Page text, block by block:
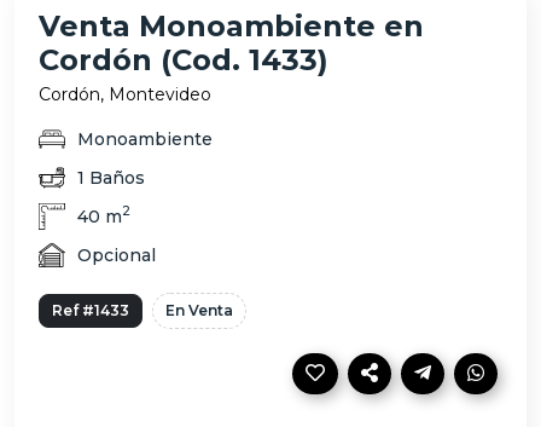
Venta Monoambiente en
Cordón (Cod. 1433)
Cordón, Montevideo
Monoambiente
1 Baños
40 m2
Opcional
Ref #1433 En Venta